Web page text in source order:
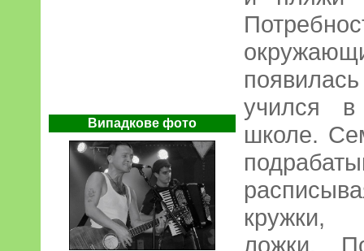
Випадкове фото
учился в
школе.
кружки,
ложки.